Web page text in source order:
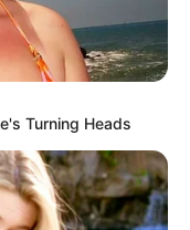
abre processo
Saúde e de
aposentadoria?
Turning Heads